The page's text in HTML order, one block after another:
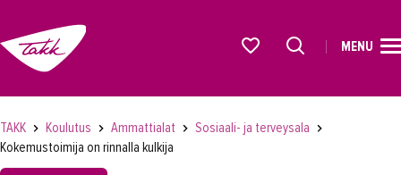
Koulutukset
MENU
TAKK Koulutus Ammattialat
Sosiaali- ja terveysala
Kokemustoimija on rinnalla kulkija